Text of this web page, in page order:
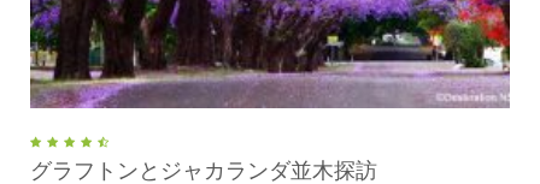
グラフトンとジャカランダ並木探訪